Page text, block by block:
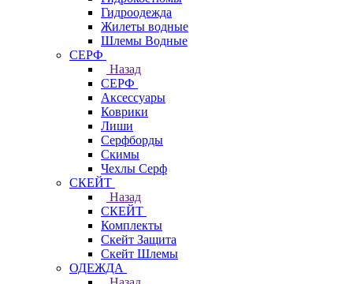
Гидроодежда
Жилеты водные
Шлемы Водные
СЕРФ
Назад
СЕРФ
Аксессуары
Коврики
Лиши
Серфборды
Скимы
Чехлы Cерф
СКЕЙТ
Назад
СКЕЙТ
Комплекты
Скейт Защита
Скейт Шлемы
ОДЕЖДА